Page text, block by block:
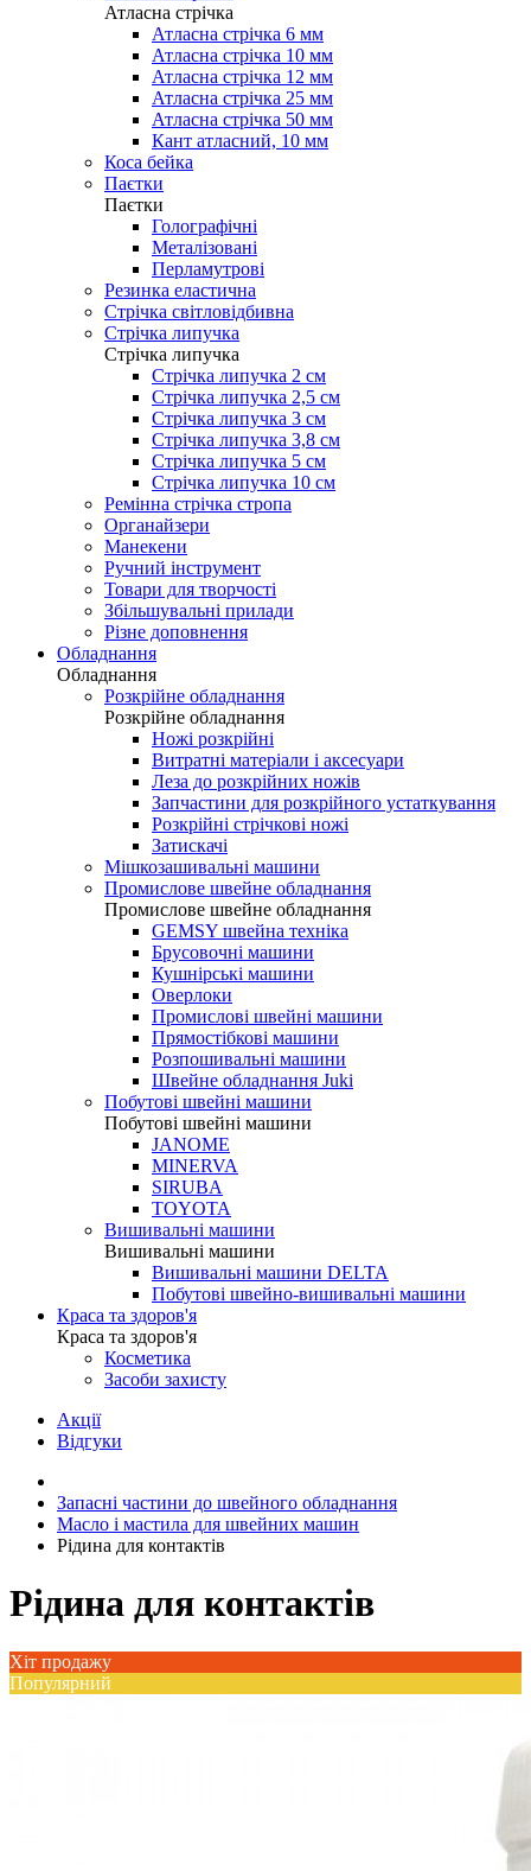
Атласна стрічка
Атласна стрічка 6 мм
Атласна стрічка 10 мм
Атласна стрічка 12 мм
Атласна стрічка 25 мм
Атласна стрічка 50 мм
Кант атласний, 10 мм
Коса бейка
Паєтки
Паєтки
Голографічні
Металізовані
Перламутрові
Резинка еластична
Стрічка світловідбивна
Стрічка липучка
Стрічка липучка
Стрічка липучка 2 см
Стрічка липучка 2,5 см
Стрічка липучка 3 см
Стрічка липучка 3,8 см
Стрічка липучка 5 см
Стрічка липучка 10 см
Ремінна стрічка стропа
Органайзери
Манекени
Ручний інструмент
Товари для творчості
Збільшувальні прилади
Різне доповнення
Обладнання
Обладнання
Розкрійне обладнання
Розкрійне обладнання
Ножі розкрійні
Витратні матеріали і аксесуари
Леза до розкрійних ножів
Запчастини для розкрійного устаткування
Розкрійні стрічкові ножі
Затискачі
Мішкозашивальні машини
Промислове швейне обладнання
Промислове швейне обладнання
GEMSY швейна техніка
Брусовочні машини
Кушнірські машини
Оверлоки
Промислові швейні машини
Прямостібкові машини
Розпошивальні машини
Швейне обладнання Juki
Побутові швейні машини
Побутові швейні машини
JANOME
MINERVA
SIRUBA
TOYOTA
Вишивальні машини
Вишивальні машини
Вишивальні машини DELTA
Побутові швейно-вишивальні машини
Краса та здоров'я
Краса та здоров'я
Косметика
Засоби захисту
Акції
Відгуки
Запасні частини до швейного обладнання
Масло і мастила для швейних машин
Рідина для контактів
Рідина для контактів
Хіт продажу
Популярний